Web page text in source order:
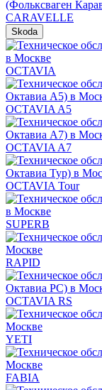
CARAVELLE
Skoda
OCTAVIA
OCTAVIA A5
OCTAVIA A7
OCTAVIA Tour
SUPERB
RAPID
OCTAVIA RS
YETI
FABIA